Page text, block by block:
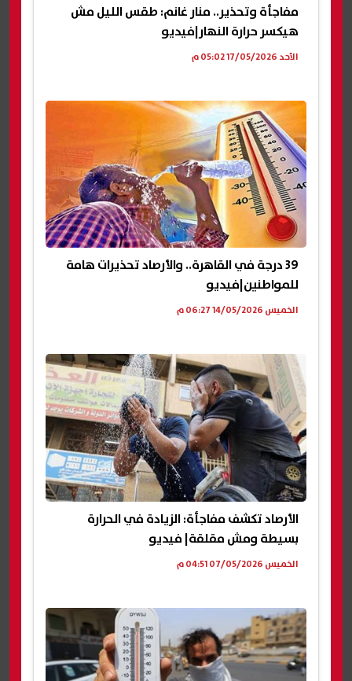
مفاجأة وتحذير.. منار غانم: طقس الليل مش
هيكسر حرارة النهار|فيديو
الأحد 17/05/2026 05:02 م
39 درجة في القاهرة.. والأرصاد تحذيرات هامة
للمواطنين|فيديو
الخميس 14/05/2026 06:27 م
الأرصاد تكشف مفاجأة: الزيادة في الحرارة
بسيطة ومش مقلقة| فيديو
الخميس 07/05/2026 04:51 م